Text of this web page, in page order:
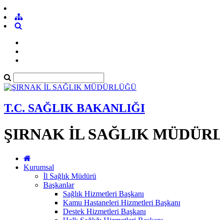
T.C. SAĞLIK BAKANLIĞI
ŞIRNAK İL SAĞLIK
Kurumsal
İl Sağlık Müdürü
Başkanlar
Sağlık Hizmetleri Başkanı
Kamu Hastaneleri Hizmetleri Başkanı
Destek Hizmetleri Başkanı